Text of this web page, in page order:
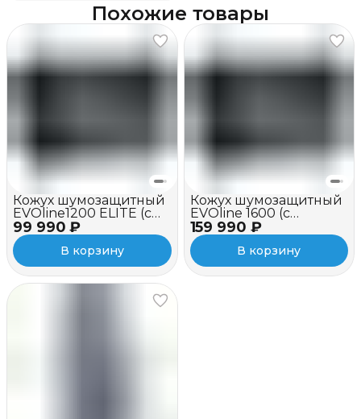
Похожие товары
99 990 ₽
Кожух шумозащитный
EVOline1200 ELITE (c
вентилятором)
В корзину
159 990 ₽
Кожух шумозащитный
EVOline 1600 (c
вентилятором)
В корзину